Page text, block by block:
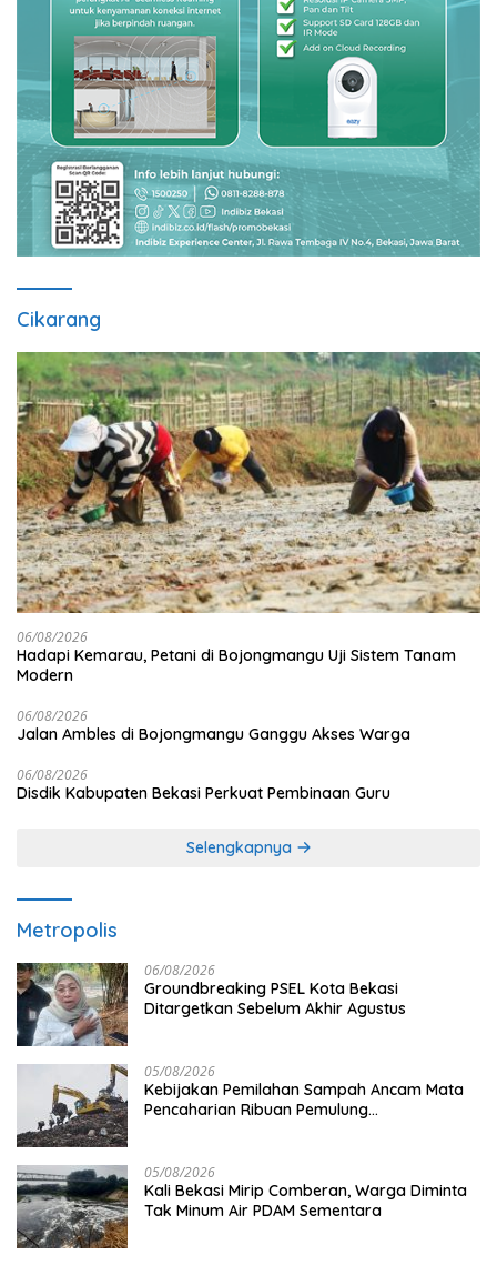
Cikarang
06/08/2026
Hadapi Kemarau, Petani di Bojongmangu Uji Sistem Tanam
Modern
06/08/2026
Jalan Ambles di Bojongmangu Ganggu Akses Warga
06/08/2026
Disdik Kabupaten Bekasi Perkuat Pembinaan Guru
Selengkapnya
Metropolis
06/08/2026
Groundbreaking PSEL Kota Bekasi
Ditargetkan Sebelum Akhir Agustus
05/08/2026
Kebijakan Pemilahan Sampah Ancam Mata
Pencaharian Ribuan Pemulung
05/08/2026
Kali Bekasi Mirip Comberan, Warga Diminta
Tak Minum Air PDAM Sementara